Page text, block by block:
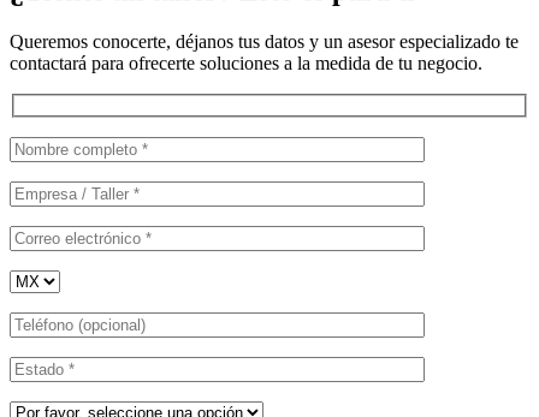
Queremos conocerte, déjanos tus datos y un asesor especializado te
contactará para ofrecerte soluciones a la medida de tu negocio.